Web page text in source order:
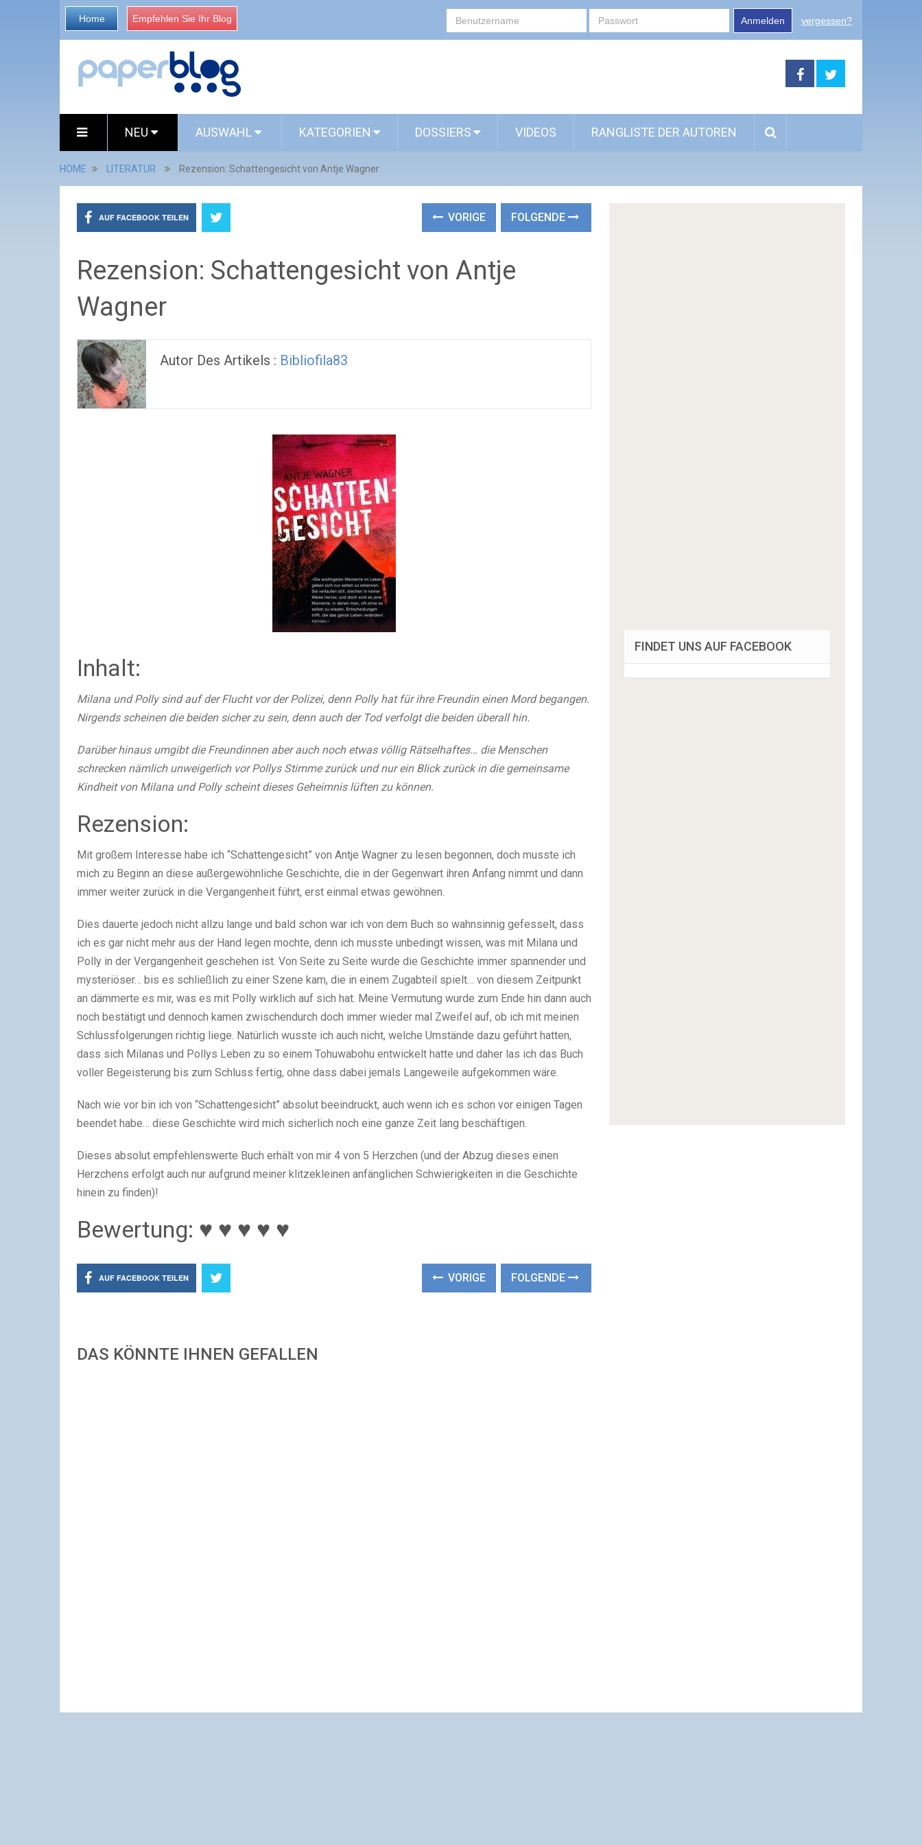
Home Empfehlen Sie Ihr Blog Anmelden vergessen?
NEU AUSWAHL KATEGORIEN DOSSIERS VIDEOS RANGLISTE DER AUTOREN
HOME LITERATUR Rezension: Schattengesicht von Antje Wagner
AUF FACEBOOK TEILEN VORIGE FOLGENDE
Rezension: Schattengesicht von Antje
Wagner
Autor Des Artikels : Bibliofila83
Inhalt:
Milana und Polly sind auf der Flucht vor der Polizei, denn Polly hat für ihre Freundin einen Mord begangen.
Nirgends scheinen die beiden sicher zu sein, denn auch der Tod verfolgt die beiden überall hin.
Darüber hinaus umgibt die Freundinnen aber auch noch etwas völlig Rätselhaftes… die Menschen
schrecken nämlich unweigerlich vor Pollys Stimme zurück und nur ein Blick zurück in die gemeinsame
Kindheit von Milana und Polly scheint dieses Geheimnis lüften zu können.
Rezension:
Mit großem Interesse habe ich “Schattengesicht” von Antje Wagner zu lesen begonnen, doch musste ich
mich zu Beginn an diese außergewöhnliche Geschichte, die in der Gegenwart ihren Anfang nimmt und dann
immer weiter zurück in die Vergangenheit führt, erst einmal etwas gewöhnen.
Dies dauerte jedoch nicht allzu lange und bald schon war ich von dem Buch so wahnsinnig gefesselt, dass
ich es gar nicht mehr aus der Hand legen mochte, denn ich musste unbedingt wissen, was mit Milana und
Polly in der Vergangenheit geschehen ist. Von Seite zu Seite wurde die Geschichte immer spannender und
mysteriöser… bis es schließlich zu einer Szene kam, die in einem Zugabteil spielt… von diesem Zeitpunkt
an dämmerte es mir, was es mit Polly wirklich auf sich hat. Meine Vermutung wurde zum Ende hin dann auch
noch bestätigt und dennoch kamen zwischendurch doch immer wieder mal Zweifel auf, ob ich mit meinen
Schlussfolgerungen richtig liege. Natürlich wusste ich auch nicht, welche Umstände dazu geführt hatten,
dass sich Milanas und Pollys Leben zu so einem Tohuwabohu entwickelt hatte und daher las ich das Buch
voller Begeisterung bis zum Schluss fertig, ohne dass dabei jemals Langeweile aufgekommen wäre.
Nach wie vor bin ich von “Schattengesicht” absolut beeindruckt, auch wenn ich es schon vor einigen Tagen
beendet habe… diese Geschichte wird mich sicherlich noch eine ganze Zeit lang beschäftigen.
Dieses absolut empfehlenswerte Buch erhält von mir 4 von 5 Herzchen (und der Abzug dieses einen
Herzchens erfolgt auch nur aufgrund meiner klitzekleinen anfänglichen Schwierigkeiten in die Geschichte
hinein zu finden)!
Bewertung: ♥ ♥ ♥ ♥ ♥
AUF FACEBOOK TEILEN VORIGE FOLGENDE
DAS KÖNNTE IHNEN GEFALLEN
FINDET UNS AUF FACEBOOK